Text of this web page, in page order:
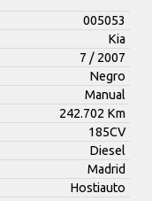
005053
Kia
7 / 2007
Negro
Manual
242.702 Km
185CV
Diesel
Madrid
Hostiauto